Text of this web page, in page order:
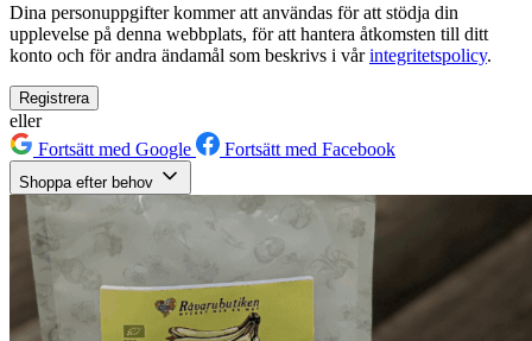
Dina personuppgifter kommer att användas för att stödja din
upplevelse på denna webbplats, för att hantera åtkomsten till ditt
konto och för andra ändamål som beskrivs i vårintegritetspolicy.
Registrera
eller
Fortsätt med Google
Fortsätt med Facebook
Shoppa efter behov